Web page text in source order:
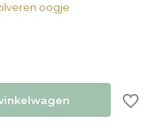
oogje